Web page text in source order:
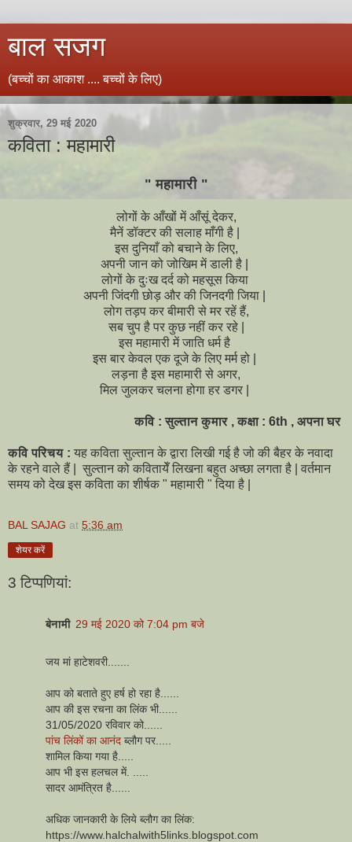
बाल सजग
(बच्चों का आकाश .... बच्चों के लिए)
शुक्रवार, 29 मई 2020
कविता : महामारी
" महामारी "
लोगों के आँखों में आँसूं देकर,
मैनें डॉक्टर की सलाह माँगी है |
इस दुनियाँ को बचाने के लिए,
अपनी जान को जोखिम में डाली है |
लोगों के दुःख दर्द को महसूस किया
अपनी जिंदगी छोड़ और की जिनदगी जिया |
लोग तड़प कर बीमारी से मर रहें हैं,
सब चुप है पर कुछ नहीं कर रहे |
इस महामारी में जाति धर्म है
इस बार केवल एक दूजे के लिए मर्म हो |
लड़ना है इस महामारी से अगर,
मिल जुलकर चलना होगा हर डगर |
कवि : सुल्तान कुमार , कक्षा : 6th , अपना घर
कवि परिचय : यह कविता सुल्तान के द्वारा लिखी गई है जो की बैहर के नवादा
के रहने वाले हैं | सुल्तान को कवितायेँ लिखना बहुत अच्छा लगता है | वर्तमान
समय को देख इस कविता का शीर्षक " महामारी " दिया है |
BAL SAJAG at 5:36 am
शेयर करें
3 टिप्‍पणियां:
बेनामी 29 मई 2020 को 7:04 pm बजे
जय मां हाटेशवरी.......
आप को बताते हुए हर्ष हो रहा है......
आप की इस रचना का लिंक भी......
31/05/2020 रविवार को......
पांच लिंकों का आनंद ब्लौग पर.....
शामिल किया गया है.....
आप भी इस हलचल में. .....
सादर आमंत्रित है......
अधिक जानकारी के लिये ब्लौग का लिंक:
https://www.halchalwith5links.blogspot.com